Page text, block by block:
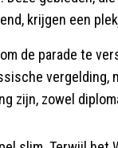
krijgen een
de parade te
vergelding,
zijn, zowel